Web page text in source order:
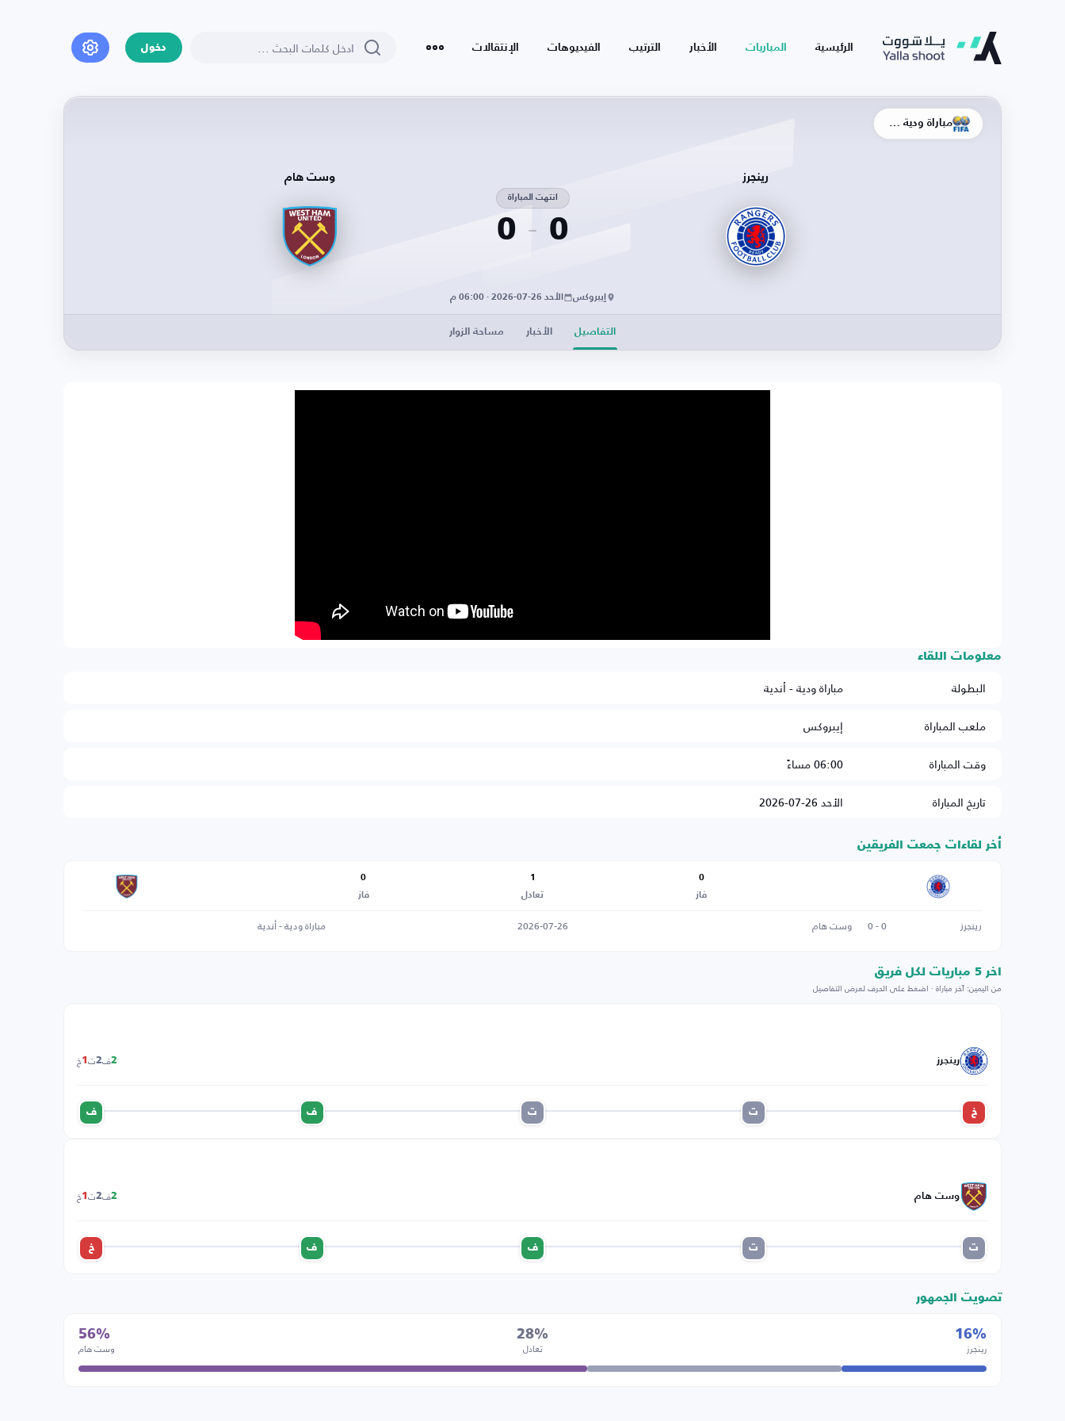
الرئيسية المباريات الأخبار الترتيب الفيديوهات الإنتقالات دخول
مباراة ودية - أندية
رينجرز
0
انتهت المباراة
0
وست هام
إيبروكس الأحد 26-07-2026 · 06:00 م
التفاصيل الأخبار مساحة الزوار
معلومات اللقاء
البطولة
مباراة ودية - أندية
ملعب المباراة
إيبروكس
وقت المباراة
06:00 مساءً
تاريخ المباراة
الأحد 26-07-2026
أخر لقاءات جمعت الفريقين
0
فاز
1
تعادل
0
فاز
رينجرز 0 - 0 وست هام 2026-07-26 مباراة ودية - أندية
اخر 5 مباريات لكل فريق
من اليمين: آخر مباراة · اضغط على الحرف لعرض التفاصيل
رينجرز 2ف2ت 1خ
خ ت ت ف ف
وست هام 2ف2ت 1خ
ت ت ف ف خ
تصويت الجمهور
16%
رينجرز
28%
تعادل
56%
وست هام